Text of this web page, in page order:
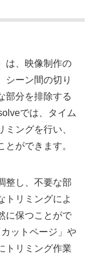
は、映像制作の
シーン間の切り
部分を排除する
では、タイム
ングを行い、
ができます。
整し、不要な部
トリミングによ
に保つことがで
ットページ」や
トリミング作業